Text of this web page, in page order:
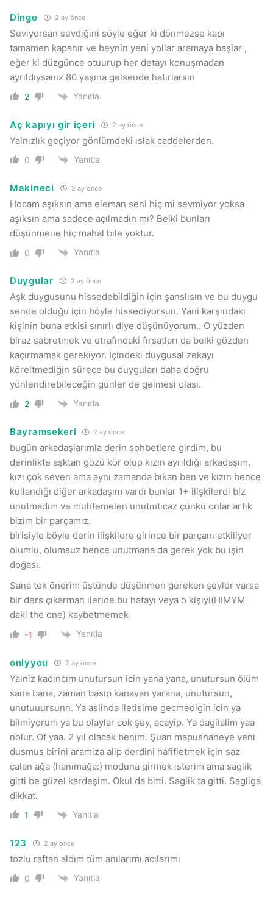
Dingo 2 ay önce
Seviyorsan sevdiğini söyle eğer ki dönmezse kapı
tamamen kapanır ve beynin yeni yollar aramaya başlar ,
eğer ki düzgünce otuurup her detayı konuşmadan
ayrıldıysanız 80 yaşına gelsende hatırlarsın
2 Yanıtla
Aç kapıyı gir içeri 2 ay önce
Yalnızlık geçiyor gönlümdeki ıslak caddelerden.
0 Yanıtla
Makineci 2 ay önce
Hocam aşıksın ama eleman seni hiç mi sevmiyor yoksa
aşıksın ama sadece açılmadın mı? Belki bunları
düşünmene hiç mahal bile yoktur.
0 Yanıtla
Duygular 2 ay önce
Aşk duygusunu hissedebildiğin için şanslısın ve bu duygu
sende olduğu için böyle hissediyorsun. Yani karşındaki
kişinin buna etkisi sınırlı diye düşünüyorum.. O yüzden
biraz sabretmek ve etrafındaki fırsatları da belki gözden
kaçırmamak gerekiyor. İçindeki duygusal zekayı
köreltmediğin sürece bu duyguları daha doğru
yönlendirebileceğin günler de gelmesi olası.
2 Yanıtla
Bayramsekeri 2 ay önce
bugün arkadaşlarımla derin sohbetlere girdim, bu
derinlikte aşktan gözü kör olup kızın ayrıldığı arkadaşım,
kızı çok seven ama aynı zamanda bıkan ben ve kızın bence
kullandığı diğer arkadaşım vardı bunlar 1+ ilişkilerdi biz
unutmadım ve muhtemelen unutmtıcaz çünkü onlar artık
bizim bir parçamız.
birisiyle böyle derin ilişkilere girince bir parçanı etkiliyor
olumlu, olumsuz bence unutmana da gerek yok bu işin
doğası.
Sana tek önerim üstünde düşünmen gereken şeyler varsa
bir ders çıkarman ileride bu hatayı veya o kişiyi(HIMYM
daki the one) kaybetmemek
-1 Yanıtla
onlyyou 2 ay önce
Yalniz kadıncım unutursun icin yana yana, unutursun ölüm
sana bana, zaman basıp kanayan yarana, unutursun,
unutuuursunn. Ya aslinda iletisime gecmedigin icin ya
bilmiyorum ya bu olaylar cok şey, acayip. Ya dagilalim yaa
nolur. Of yaa. 2 yıl olacak benim. Şuan mapushaneye yeni
dusmus birini aramiza alip derdini hafifletmek için saz
çalan ağa (hanımağa:) moduna girmek isterim ama saglik
gitti be güzel kardeşim. Okul da bitti. Saglik ta gitti. Sagliga
dikkat.
1 Yanıtla
123 2 ay önce
tozlu raftan aldım tüm anılarımı acılarımı
0 Yanıtla